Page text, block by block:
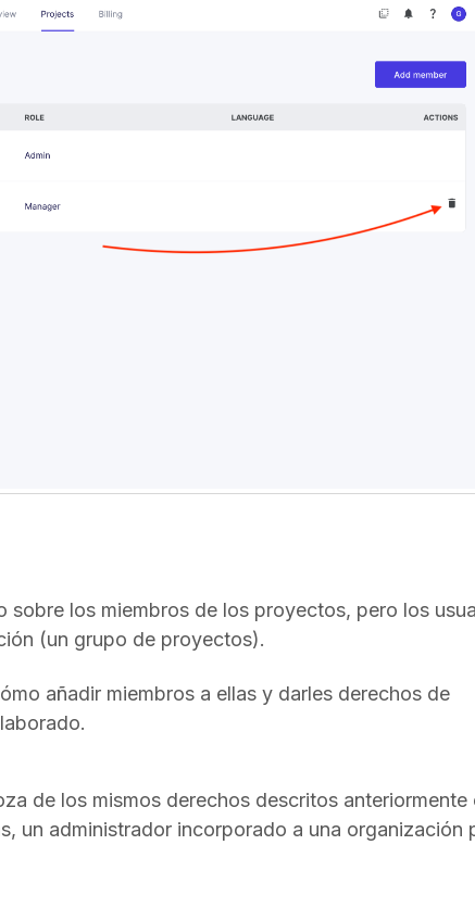
sobre los miembros de los proyectos, pero los
(un grupo de proyectos).
añadir miembros a ellas y darles derechos de
de los mismos derechos descritos anteriormente
un administrador incorporado a una organización